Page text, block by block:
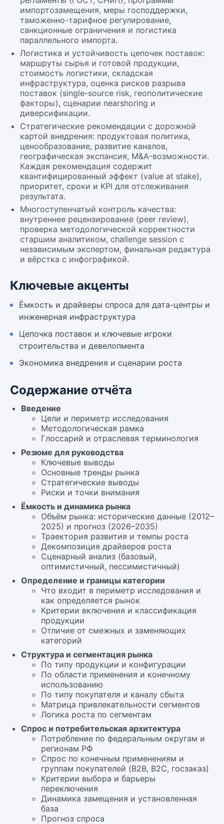
импортозамещения, меры господдержки,
таможенно-тарифное регулирование,
санкционные ограничения и логистика
параллельного импорта.
Логистика и устойчивость цепочек поставок:
маршруты сырья и готовой продукции,
стоимость логистики, складская
инфраструктура, оценка рисков разрыва
поставок (single-source risk, геополитические
факторы), сценарии nearshoring и
диверсификации.
Стратегические рекомендации с дорожной
картой внедрения: продуктовая политика,
ценообразование, развитие каналов,
географическая экспансия, M&A-возможности.
Каждая рекомендация содержит
квантифицированный эффект (value at stake),
приоритет, сроки и KPI для отслеживания
результата.
Многоступенчатый контроль качества:
внутреннее рецензирование (peer review),
проверка методологической корректности
старшим аналитиком, challenge session с
независимым экспертом, финальная редактура
и вёрстка с инфографикой.
Ключевые акценты
Ёмкость и драйверы спроса для дата-центры и
инженерная инфраструктура
Цепочка поставок и ключевые игроки
строительства и девелопмента
Экономика внедрения и сценарии роста
Содержание отчёта
Введение
Цели и периметр исследования
Методологическая рамка
Глоссарий и отраслевая терминология
Резюме для руководства
Ключевые выводы
Основные тренды рынка
Стратегические выводы
Риски и точки внимания
Ёмкость и динамика рынка
Объём рынка: исторические данные (2012–
2025) и прогноз (2026–2035)
Траектория развития и темпы роста
Декомпозиция драйверов роста
Сценарный анализ (базовый,
оптимистичный, пессимистичный)
Определение и границы категории
Что входит в периметр исследования и
как определяется рынок
Критерии включения и классификация
продукции
Отличие от смежных и заменяющих
категорий
Структура и сегментация рынка
По типу продукции и конфигурации
По области применения и конечному
использованию
По типу покупателя и каналу сбыта
Матрица привлекательности сегментов
Логика роста по сегментам
Спрос и потребительская архитектура
Потребление по федеральным округам и
регионам РФ
Спрос по конечным применениям и
группам покупателей (B2B, B2C, госзаказ)
Критерии выбора и барьеры
переключения
Динамика замещения и установленная
база
Прогноз спроса